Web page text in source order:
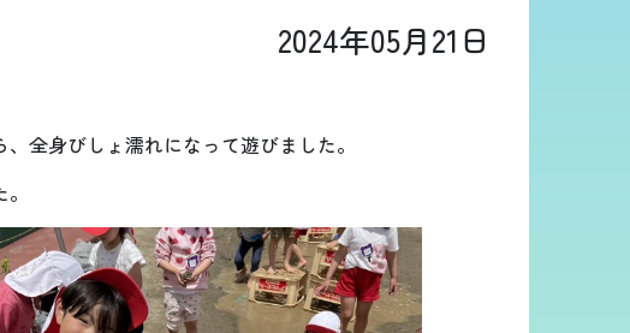
2024年05月21日
全身びしょ濡れになって遊びました。